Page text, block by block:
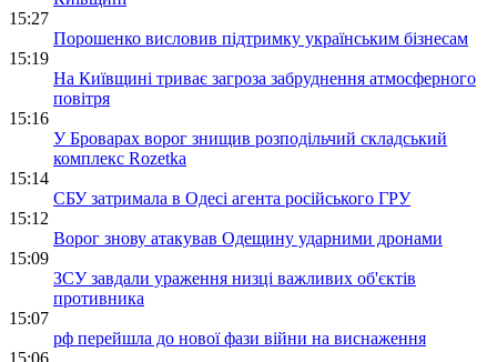
15:27
Порошенко висловив підтримку українським бізнесам
15:19
На Київщині триває загроза забруднення атмосферного
повітря
15:16
У Броварах ворог знищив розподільчий складський
комплекс Rozetka
15:14
СБУ затримала в Одесі агента російського ГРУ
15:12
Ворог знову атакував Одещину ударними дронами
15:09
ЗСУ завдали ураження низці важливих об'єктів
противника
15:07
рф перейшла до нової фази війни на виснаження